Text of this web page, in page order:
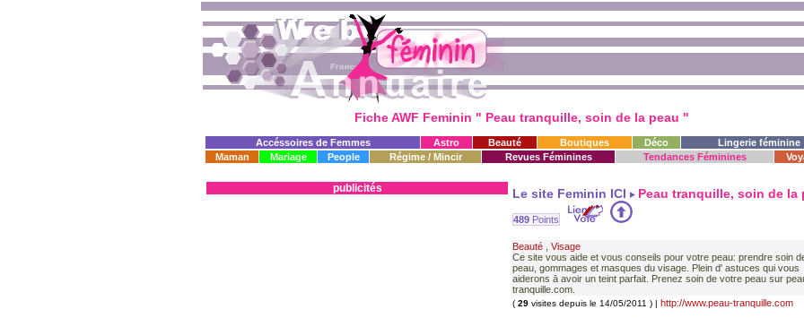
Fiche AWF Feminin " Peau tranquille, soin de la peau "
Accéssoires de Femmes Astro Beauté Boutiques Déco
Lingerie féminine
Maman
Mariage People Régime / Mincir Revues Féminines Tendances Féminines
publicités Le site Feminin ICI Peau tranquille, soin de la
489 Points
Beauté
Visage
Ce site vous aide et vous conseils pour votre peau: prendre soin
peau, gommages et masques du visage. Plein d' astuces qui vous
aiderons ā avoir un teint parfait. Prenez soin de votre peau sur
tranquille.com.
( 29 visites depuis le 14/05/2011 ) | http://www.peau-tranquille.com